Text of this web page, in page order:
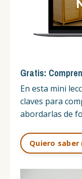
Gratis:
En esta mini
claves para
abordarlas de
Quiero saber